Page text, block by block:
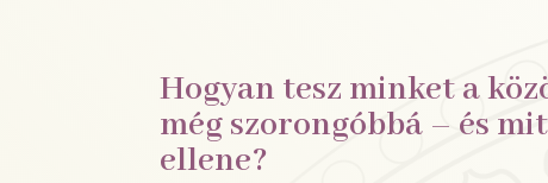
Hogyan tesz minket a
még szorongóbbá – és
ellene?